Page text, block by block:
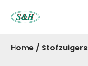
Home / Stofzuigers